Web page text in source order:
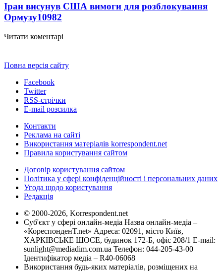
Іран висунув США вимоги для розблокування
Ормузу10982
Читати коментарі
Повна версія сайту
Facebook
Twitter
RSS-стрічки
E-mail розсилка
Контакти
Реклама на сайті
Використання матеріалів korrespondent.net
Правила користування сайтом
Договір користування сайтом
Політика у сфері конфіденційності і персональних даних
Угода щодо користування
Редакція
© 2000-2026, Korrespondent.net
Суб'єкт у сфері онлайн-медіа Назва онлайн-медіа –
«КореспонденТ.net» Адреса: 02091, місто Київ,
ХАРКІВСЬКЕ ШОСЕ, будинок 172-Б, офіс 208/1 E-mail:
sunlight@mediadim.com.ua Телефон: 044-205-43-00
Ідентифікатор медіа – R40-06068
Використання будь-яких матеріалів, розміщених на